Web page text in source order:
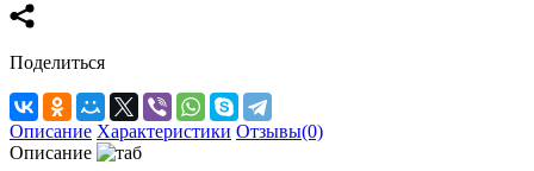
Поделиться
Описание Характеристики Отзывы(0)
Описание